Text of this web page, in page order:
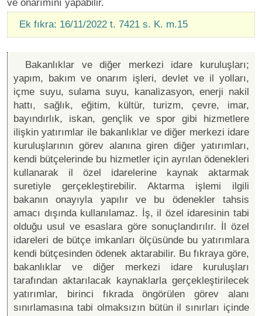
ve onarımını yapabilir.
Ek fıkra: 16/11/2022 t. 7421 s. K. m.15
Bakanlıklar ve diğer merkezi idare kuruluşları;
yapım, bakım ve onarım işleri, devlet ve il yolları,
içme suyu, sulama suyu, kanalizasyon, enerji nakil
hattı, sağlık, eğitim, kültür, turizm, çevre, imar,
bayındırlık, iskan, gençlik ve spor gibi hizmetlere
ilişkin yatırımlar ile bakanlıklar ve diğer merkezi idare
kuruluşlarının görev alanına giren diğer yatırımları,
kendi bütçelerinde bu hizmetler için ayrılan ödenekleri
kullanarak il özel idarelerine kaynak aktarmak
suretiyle gerçekleştirebilir. Aktarma işlemi ilgili
bakanın onayıyla yapılır ve bu ödenekler tahsis
amacı dışında kullanılamaz. İş, il özel idaresinin tabi
olduğu usul ve esaslara göre sonuçlandırılır. İl özel
idareleri de bütçe imkanları ölçüsünde bu yatırımlara
kendi bütçesinden ödenek aktarabilir. Bu fıkraya göre,
bakanlıklar ve diğer merkezi idare kuruluşları
tarafından aktarılacak kaynaklarla gerçekleştirilecek
yatırımlar, birinci fıkrada öngörülen görev alanı
sınırlamasına tabi olmaksızın bütün il sınırları içinde